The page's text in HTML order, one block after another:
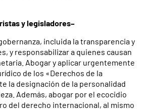
y legisladores–
incluida la transparencia y
y responsabilizar a quienes causan
Abogar y aplicar urgentemente
de los «Derechos de la
la designación de la personalidad
Además, abogar por el ecocidio
del derecho internacional, al mismo